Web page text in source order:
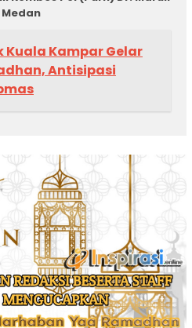
Kuala Kampar Gelar
Antisipasi